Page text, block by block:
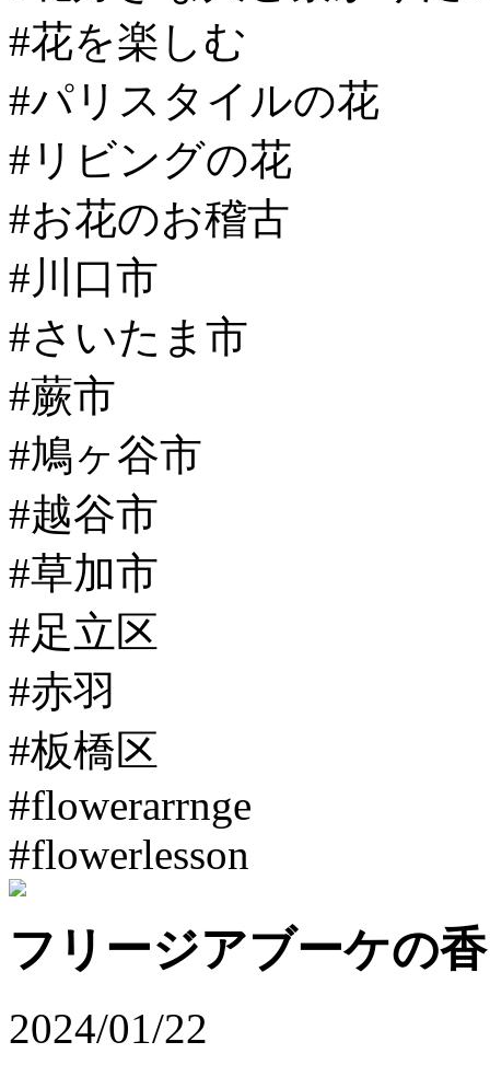
#花を楽しむ
#パリスタイルの花
#リビングの花
#お花のお稽古
#川口市
#さいたま市
#蕨市
#鳩ヶ谷市
#越谷市
#草加市
#足立区
#赤羽
#板橋区
#flowerarrnge
#flowerlesson
フリージアブーケの
2024/01/22